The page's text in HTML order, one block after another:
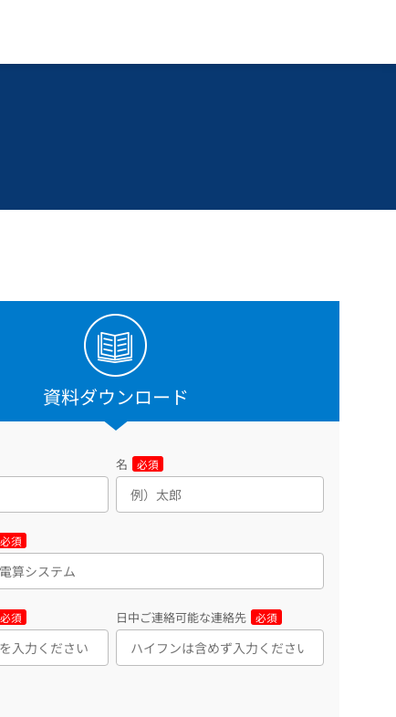
資料ダウンロード
名 必須
必須
必須 日中ご連絡可能な連絡先 必須